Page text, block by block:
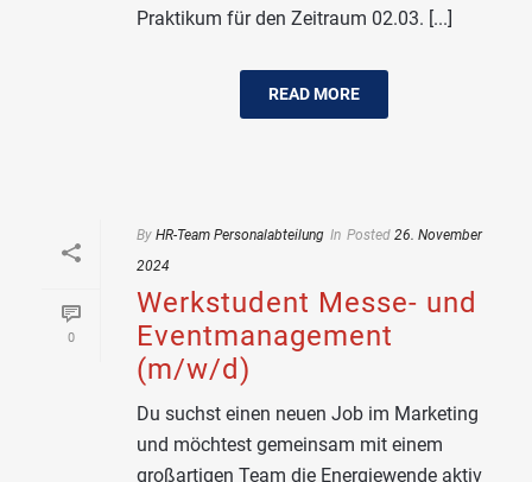
Praktikum für den Zeitraum 02.03. [...]
READ MORE
0
By HR-Team Personalabteilung In Posted 26. November
2024
Werkstudent Messe- und
Eventmanagement
(m/w/d)
Du suchst einen neuen Job im Marketing
und möchtest gemeinsam mit einem
großartigen Team die Energiewende aktiv